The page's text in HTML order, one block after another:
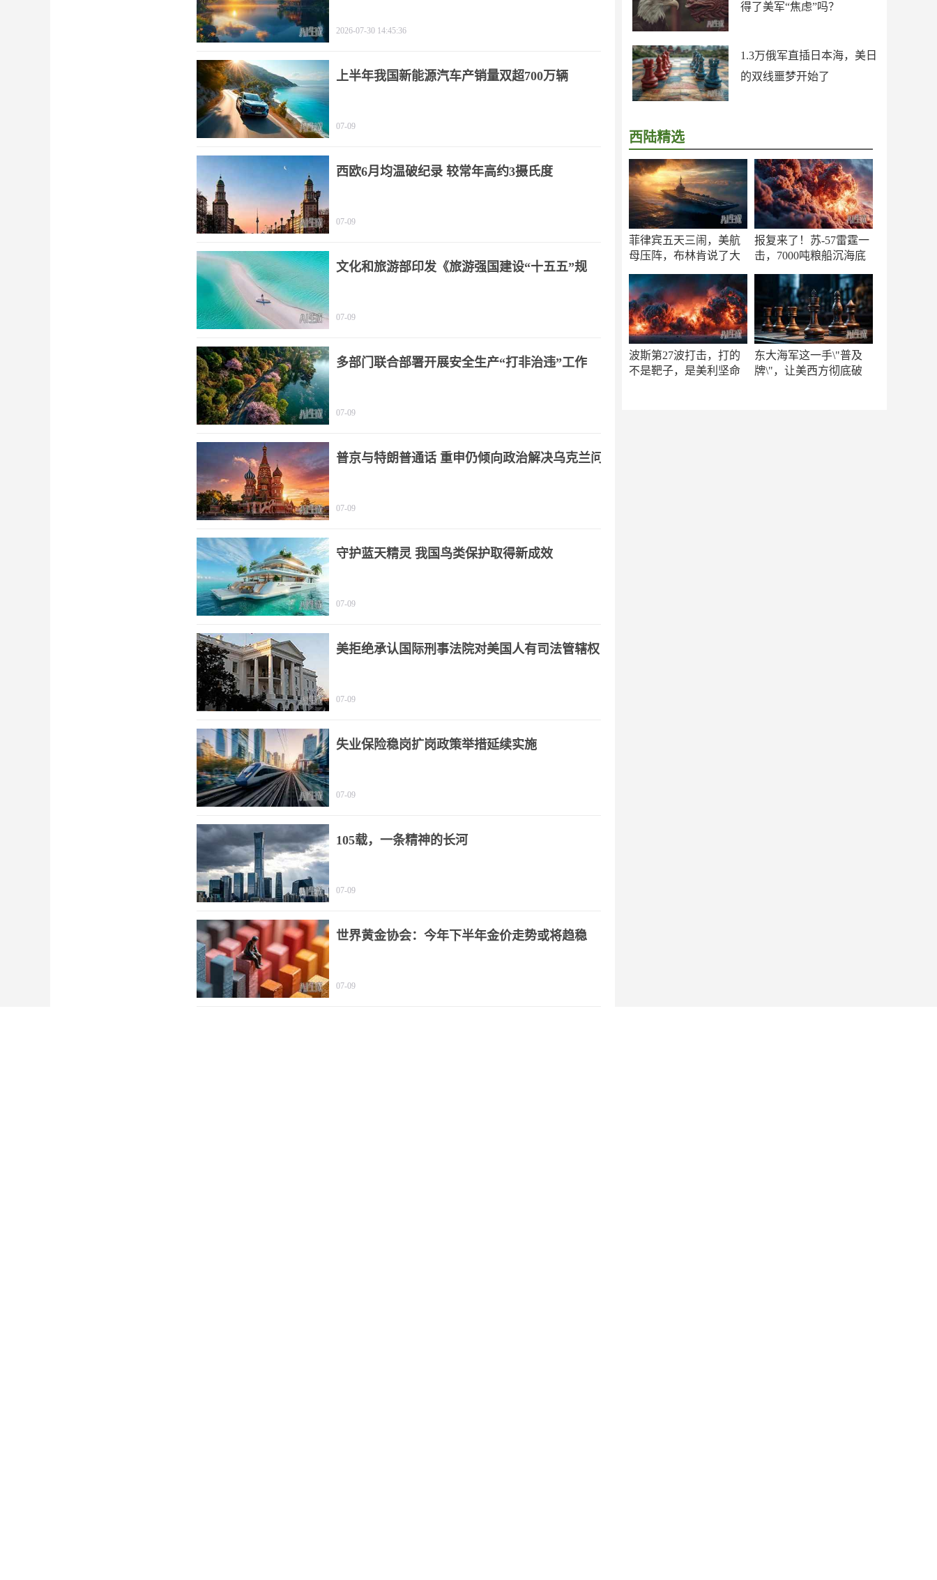
得了美军“焦虑”吗？
1.3万俄军直插日本海，美日
的双线噩梦开始了
西陆精选
菲律宾五天三闹，美航
母压阵，布林肯说了大
报复来了！苏-57雷霆一
击，7000吨粮船沉海底
波斯第27波打击，打的
不是靶子，是美利坚命
东大海军这一手\"普及
牌\"，让美西方彻底破
2026-07-30 14:45:36
上半年我国新能源汽车产销量双超700万辆
07-09
西欧6月均温破纪录 较常年高约3摄氏度
07-09
文化和旅游部印发《旅游强国建设“十五五”规
07-09
多部门联合部署开展安全生产“打非治违”工作
07-09
普京与特朗普通话 重申仍倾向政治解决乌克兰问
07-09
守护蓝天精灵 我国鸟类保护取得新成效
07-09
美拒绝承认国际刑事法院对美国人有司法管辖权
07-09
失业保险稳岗扩岗政策举措延续实施
07-09
105载，一条精神的长河
07-09
世界黄金协会：今年下半年金价走势或将趋稳
07-09